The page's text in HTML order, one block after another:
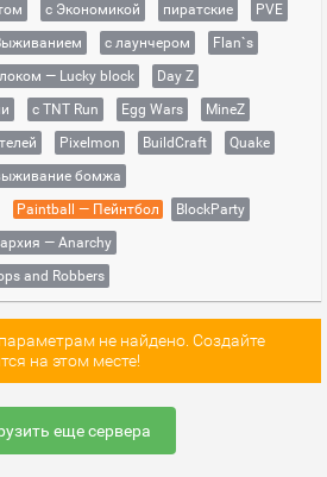
с Экономикой пиратские
PVE
с лаунчером
Flan`s
— Lucky block
Day Z
с TNT Run Egg Wars
MineZ
Pixelmon BuildCraft
Quake
бомжа
Paintball — Пейнтбол
BlockParty
— Anarchy
and Robbers
не найдено. Создайте
на этом месте!
еще сервера